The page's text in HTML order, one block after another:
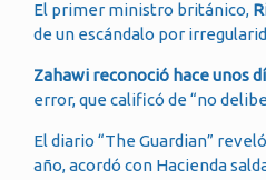
El primer ministro británico,
de un escándalo por
Zahawi reconoció hace unos
error, que calificó de “no
El diario “The Guardian”
año, acordó con Hacienda